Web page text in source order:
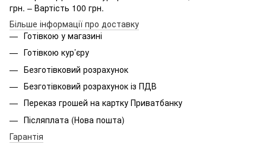
грн. – Вартість 100 грн.
Більше інформації про доставку
Готівкою у магазині
Готівкою кур’єру
Безготівковий розрахунок
Безготівковий розрахунок із ПДВ
Переказ грошей на картку Приватбанку
Післяплата (Нова пошта)
Гарантія